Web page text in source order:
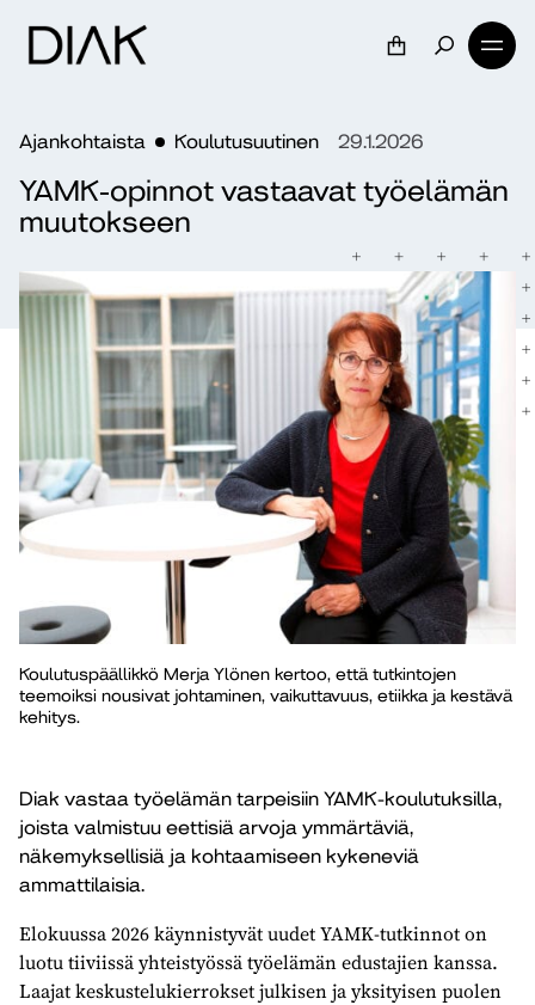
Ajankohtaista Koulutusuutinen 29.1.2026
YAMK-opinnot vastaavat työelämän
muutokseen
Koulutuspäällikkö Merja Ylönen kertoo, että tutkintojen
teemoiksi nousivat johtaminen, vaikuttavuus, etiikka ja kestävä
kehitys.
Diak vastaa työelämän tarpeisiin YAMK-koulutuksilla,
joista valmistuu eettisiä arvoja ymmärtäviä,
näkemyksellisiä ja kohtaamiseen kykeneviä
ammattilaisia.
Elokuussa 2026 käynnistyvät uudet YAMK-tutkinnot on
luotu tiiviissä yhteistyössä työelämän edustajien kanssa.
Laajat keskustelukierrokset julkisen ja yksityisen puolen